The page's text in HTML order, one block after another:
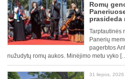
Romų
prasideda
Tarptautinės
Panerių
pagerbtos
nužudytų romų aukos. Minėjimo metu vyko
31 liepos, 2026